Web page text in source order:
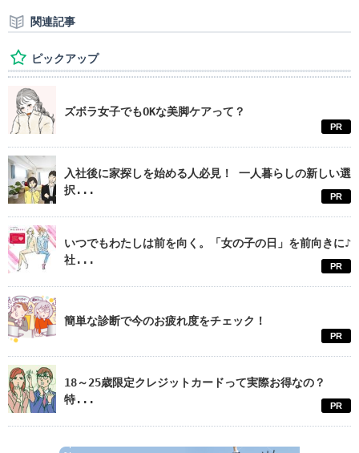
関連記事
ピックアップ
ズボラ女子でもOKな美脚ケアって？
PR
入社後に家探しを始める人必見！ 一人暮らしの新しい選
択...
PR
いつでもわたしは前を向く。「女の子の日」を前向きに♪
社...
PR
簡単な診断で今のお疲れ度をチェック！
PR
18～25歳限定クレジットカードって実際お得なの？
特...
PR